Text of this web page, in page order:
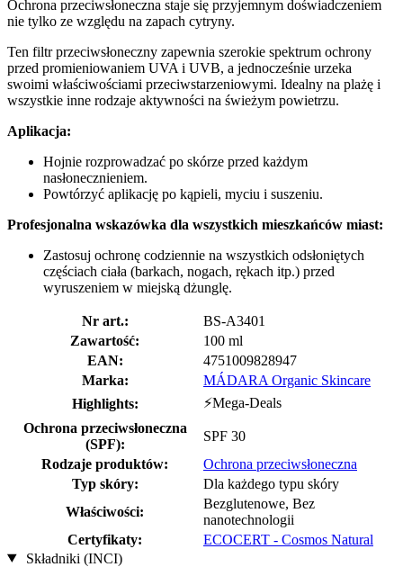
Ochrona przeciwsłoneczna staje się przyjemnym doświadczeniem
nie tylko ze względu na zapach cytryny.
Ten filtr przeciwsłoneczny zapewnia szerokie spektrum ochrony
przed promieniowaniem UVA i UVB, a jednocześnie urzeka
swoimi właściwościami przeciwstarzeniowymi. Idealny na plażę i
wszystkie inne rodzaje aktywności na świeżym powietrzu.
Aplikacja:
Hojnie rozprowadzać po skórze przed każdym
nasłonecznieniem.
Powtórzyć aplikację po kąpieli, myciu i suszeniu.
Profesjonalna wskazówka dla wszystkich mieszkańców miast:
Zastosuj ochronę codziennie na wszystkich odsłoniętych
częściach ciała (barkach, nogach, rękach itp.) przed
wyruszeniem w miejską dżunglę.
Nr art.:
BS-A3401
Zawartość:
100 ml
EAN:
4751009828947
Marka:
MÁDARA Organic Skincare
Highlights:
⚡Mega-Deals
Ochrona przeciwsłoneczna
(SPF):
SPF 30
Rodzaje produktów:
Ochrona przeciwsłoneczna
Typ skóry:
Dla każdego typu skóry
Właściwości:
Bezglutenowe, Bez
nanotechnologii
Certyfikaty:
ECOCERT - Cosmos Natural
Składniki (INCI)